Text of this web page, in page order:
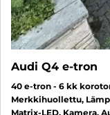
Audi Q4 e-tron
40 e-tron - 6 kk
Merkkihuollettu,
Matrix-LED, Kamera,